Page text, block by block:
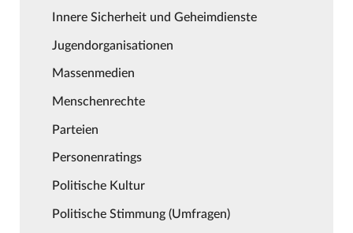
Innere Sicherheit und Geheimdienste
Jugendorganisationen
Massenmedien
Menschenrechte
Parteien
Personenratings
Politische Kultur
Politische Stimmung (Umfragen)